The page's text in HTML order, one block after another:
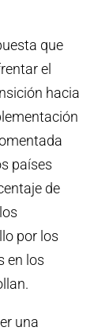
que
el
hacia
países
de
por los
en los
una